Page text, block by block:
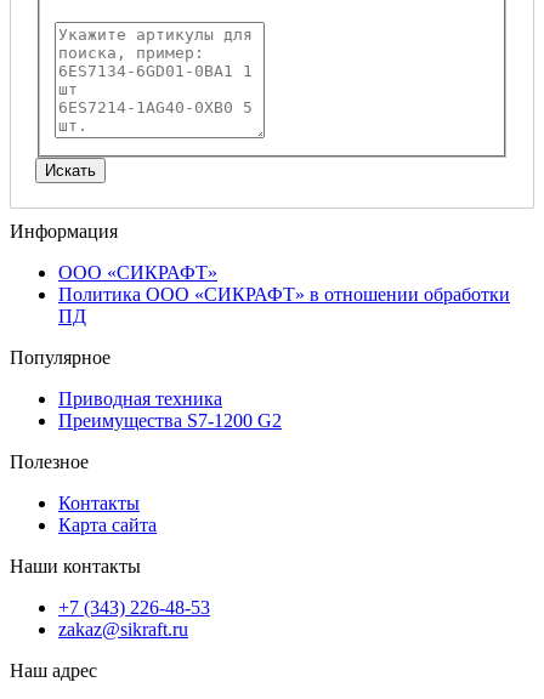
Информация
ООО «СИКРАФТ»
Политика ООО «СИКРАФТ» в отношении обработки
ПД
Популярное
Приводная техника
Преимущества S7-1200 G2
Полезное
Контакты
Карта сайта
Наши контакты
+7 (343) 226-48-53
zakaz@sikraft.ru
Наш адрес